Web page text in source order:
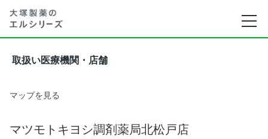
取扱い医療機関・店舗
マップを見る
マツモトキヨシ調剤薬局北松戸店